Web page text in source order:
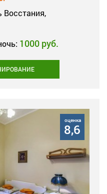
1000 руб.
оценка
8,6